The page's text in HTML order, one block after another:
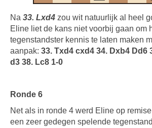
Na 33. Lxd4 zou wit natuurlijk al heel
Eline liet de kans niet voorbij gaan om
tegenstandster kennis te laten maken
aanpak: 33. Txd4 cxd4 34. Dxb4 Dd6
d3 38. Lc8 1-0
Ronde 6
Net als in ronde 4 werd Eline op
een zeer gedegen spelende